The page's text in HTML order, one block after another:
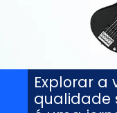
Explorar a
qualidade